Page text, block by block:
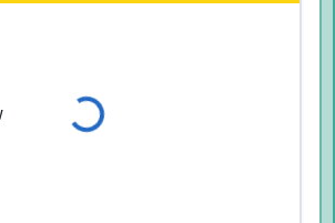
Φόρτωση...